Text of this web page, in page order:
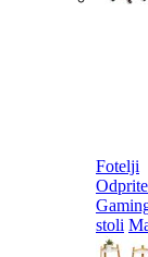
Fotelji
stoli